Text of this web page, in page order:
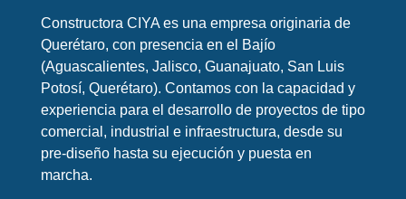
Constructora CIYA es una empresa originaria de
Querétaro, con presencia en el Bajío
(Aguascalientes, Jalisco, Guanajuato, San Luis
Potosí, Querétaro). Contamos con la capacidad y
experiencia para el desarrollo de proyectos de tipo
comercial, industrial e infraestructura, desde su
pre-diseño hasta su ejecución y puesta en
marcha.